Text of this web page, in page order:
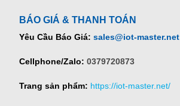
BÁO GIÁ & THANH TOÁN
Yêu Cầu Báo Giá: sales@iot-master.net
Cellphone/Zalo: 0379720873
Trang sản phẩm: https://iot-master.net/